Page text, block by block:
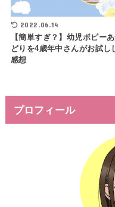
2022.06.14
【簡単すぎ？】幼児ポピー
どりを4歳年中さんがお試し
感想
プロフィール